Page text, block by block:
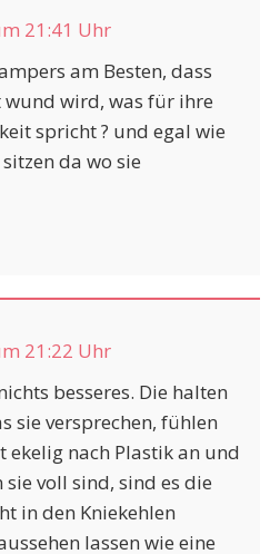
21:41 Uhr
am Besten, dass
wird, was für ihre
spricht ? und egal wie
da wo sie
21:22 Uhr
besseres. Die halten
sie versprechen, fühlen
ekelig nach Plastik an und
sie voll sind, sind es die
in den Kniekehlen
lassen wie eine